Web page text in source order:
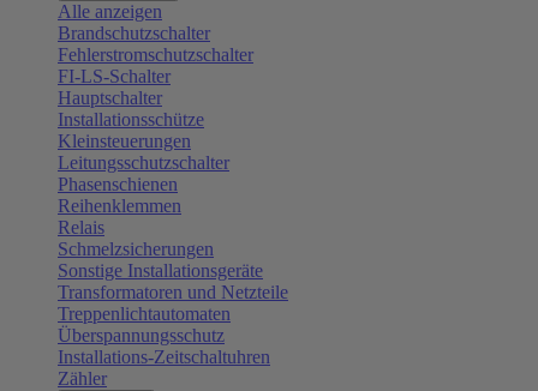
Alle anzeigen
Brandschutzschalter
Fehlerstromschutzschalter
FI-LS-Schalter
Hauptschalter
Installationsschütze
Kleinsteuerungen
Leitungsschutzschalter
Phasenschienen
Reihenklemmen
Relais
Schmelzsicherungen
Sonstige Installationsgeräte
Transformatoren und Netzteile
Treppenlichtautomaten
Überspannungsschutz
Installations-Zeitschaltuhren
Zähler